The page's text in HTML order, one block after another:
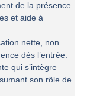
de la présence
et aide à
nette, non
dès l’entrée.
qui s’intègre
son rôle de